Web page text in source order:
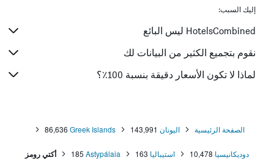
إليك السبب:
HotelsCombined ليس البائع
نقوم بتجميع الكثير من البيانات لك
لماذا لا تكون الأسعار دقيقة بنسبة 100٪؟
الصفحة الرئيسية اليونان 143,991
Greek Islands
86,636
دوديكانيسيا 10,478 استيباليا 163
Astypálaia
185 أكتي رومز